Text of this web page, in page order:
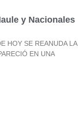
y Nacionales
HOY SE REANUDA LA
EN UNA